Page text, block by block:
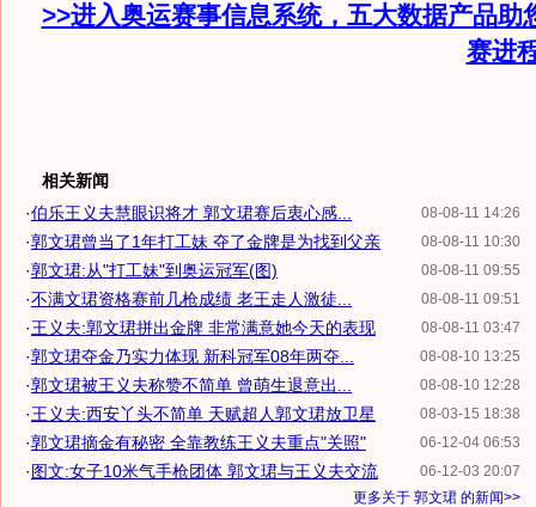
>>进入奥运赛事信息系统，五大数据产品助
赛进
相关新闻
08-08-11 14:26
·伯乐王义夫慧眼识将才 郭文珺赛后衷心感...
08-08-11 10:30
·郭文珺曾当了1年打工妹 夺了金牌是为找到父亲
08-08-11 09:55
·郭文珺:从"打工妹"到奥运冠军(图)
08-08-11 09:51
·不满文珺资格赛前几枪成绩 老王走人激徒...
08-08-11 03:47
·王义夫:郭文珺拼出金牌 非常满意她今天的表现
08-08-10 13:25
·郭文珺夺金乃实力体现 新科冠军08年两夺...
08-08-10 12:28
·郭文珺被王义夫称赞不简单 曾萌生退意出...
08-03-15 18:38
·王义夫:西安丫头不简单 天赋超人郭文珺放卫星
06-12-04 06:53
·郭文珺摘金有秘密 全靠教练王义夫重点"关照"
06-12-03 20:07
·图文:女子10米气手枪团体 郭文珺与王义夫交流
更多关于 郭文珺 的新闻>>